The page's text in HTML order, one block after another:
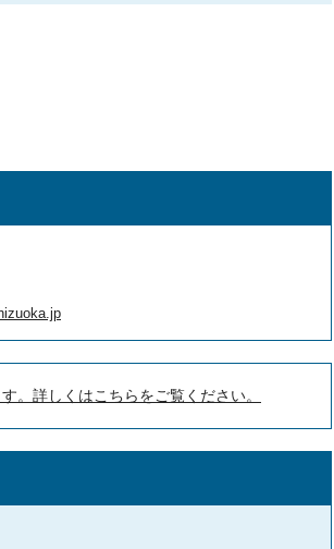
。詳しくはこちらをご覧ください。